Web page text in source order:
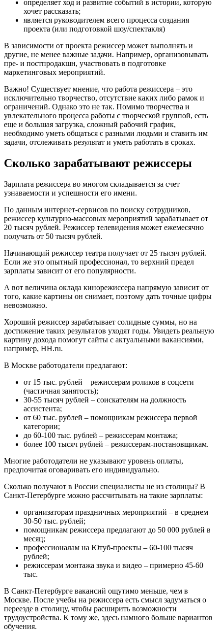
определяет ход и развитие событий в истории, которую
хочет рассказать;
является руководителем всего процесса создания
проекта (или подготовкой шоу/спектакля)
В зависимости от проекта режиссер может выполнять и
другие, не менее важные задачи. Например, организовывать
пре- и постпродакшн, участвовать в подготовке
маркетинговых мероприятий.
Важно! Существует мнение, что работа режиссера – это
исключительно творчество, отсутствие каких либо рамок и
ограничений. Однако это не так. Помимо творчества и
увлекательного процесса работы с творческой группой, есть
еще и большая загрузка, сложный рабочий график,
необходимо уметь общаться с разными людьми и ставить им
задачи, отслеживать результат и уметь работать в сроках.
Сколько зарабатывают режиссеры
Зарплата режиссера во многом складывается за счет
узнаваемости и успешности его имени.
По данным интернет-сервисов по поиску сотрудников,
режиссер культурно-массовых мероприятий зарабатывает от
20 тысяч рублей. Режиссер телевидения может ежемесячно
получать от 50 тысяч рублей.
Начинающий режиссер театра получает от 25 тысяч рублей.
Если же это опытный профессионал, то верхний предел
зарплаты зависит от его популярности.
А вот величина оклада кинорежиссера напрямую зависит от
того, какие картины он снимает, поэтому дать точные цифры
невозможно.
Хороший режиссер зарабатывает солидные суммы, но на
достижение таких результатов уходят годы. Увидеть реальную
картину дохода помогут сайты с актуальными вакансиями,
например, HH.ru.
В Москве работодатели предлагают:
от 15 тыс. рублей – режиссерам роликов в соцсети
(частичная занятость);
30-55 тысяч рублей – соискателям на должность
ассистента;
от 60 тыс. рублей – помощникам режиссера первой
категории;
до 60-100 тыс. рублей – режиссерам монтажа;
более 100 тысяч рублей – режиссерам-постановщикам.
Многие работодатели не указывают уровень оплаты,
предпочитая оговаривать его индивидуально.
Сколько получают в России специалисты не из столицы? В
Санкт-Петербурге можно рассчитывать на такие зарплаты:
организаторам праздничных мероприятий – в среднем
30-50 тыс. рублей;
помощникам режиссера предлагают до 50 000 рублей в
месяц;
профессионалам на Ютуб-проекты – 60-100 тысяч
рублей;
режиссерам монтажа звука и видео – примерно 45-60
тыс.
В Санкт-Петербурге вакансий ощутимо меньше, чем в
Москве. После учебы на режиссера есть смысл задуматься о
переезде в столицу, чтобы расширить возможности
трудоустройства. К тому же, здесь намного больше вариантов
обучения.